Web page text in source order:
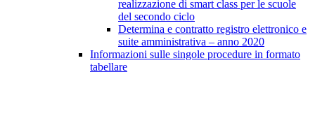
realizzazione di smart class per le scuole
del secondo ciclo
Determina e contratto registro elettronico e
suite amministrativa – anno 2020
Informazioni sulle singole procedure in formato
tabellare